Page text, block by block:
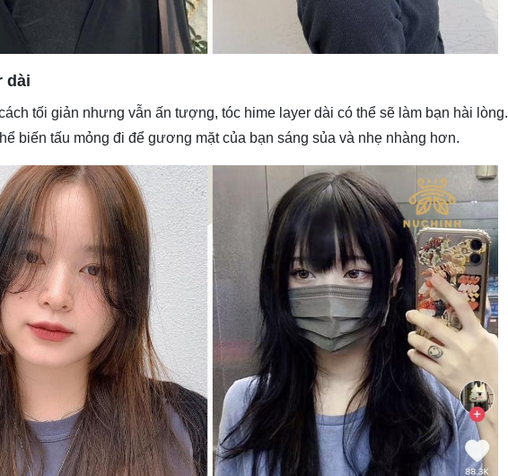
dài
tối giản nhưng vẫn ấn tượng, tóc hime layer dài có thể sẽ làm bạn hài lòng.
biến tấu mỏng đi để gương mặt của bạn sáng sủa và nhẹ nhàng hơn.